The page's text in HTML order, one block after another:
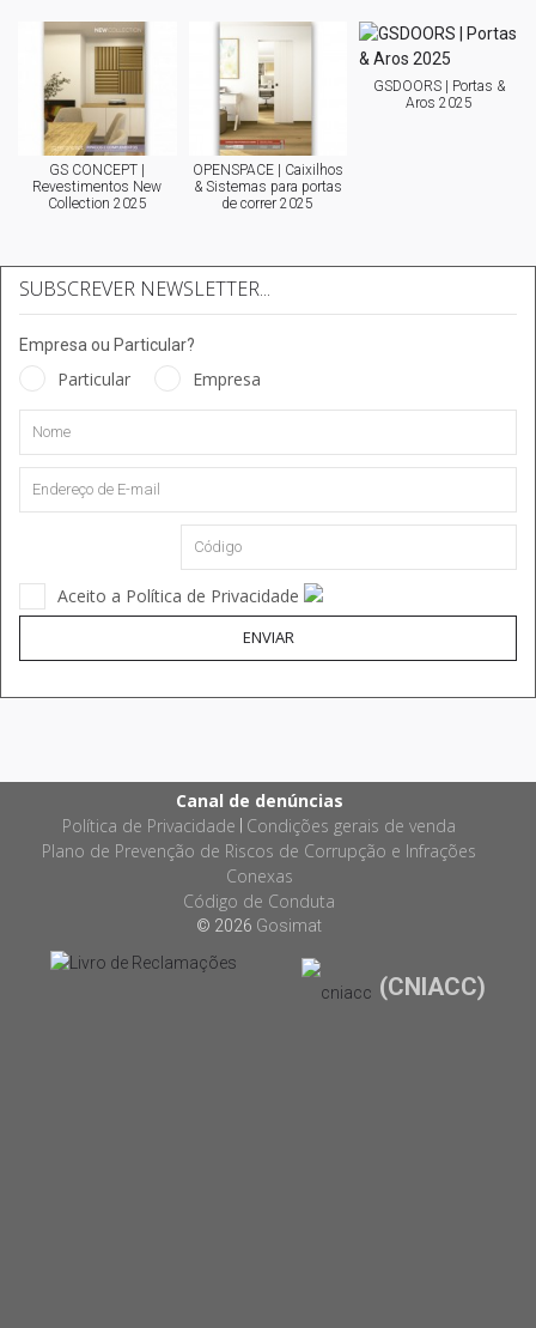
GS CONCEPT |
Revestimentos New
Collection 2025
OPENSPACE | Caixilhos
& Sistemas para portas
de correr 2025
GSDOORS | Portas &
Aros 2025
SUBSCREVER NEWSLETTER...
Empresa ou Particular?
Particular Empresa
Aceito a Política de Privacidade
ENVIAR
Canal de denúncias
Política de Privacidade Condições gerais de venda
Plano de Prevenção de Riscos de Corrupção e Infrações
Conexas
Código de Conduta
© 2026 Gosimat
(CNIACC)